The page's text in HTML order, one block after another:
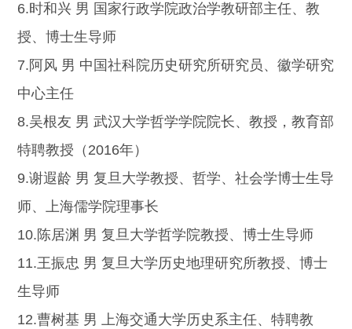
6.时和兴 男 国家行政学院政治学教研部主任、教
授、博士生导师
7.阿风 男 中国社科院历史研究所研究员、徽学研究
中心主任
8.吴根友 男 武汉大学哲学学院院长、教授，教育部
特聘教授（2016年）
9.谢遐龄 男 复旦大学教授、哲学、社会学博士生导
师、上海儒学院理事长
10.陈居渊 男 复旦大学哲学院教授、博士生导师
11.王振忠 男 复旦大学历史地理研究所教授、博士
生导师
12.曹树基 男 上海交通大学历史系主任、特聘教